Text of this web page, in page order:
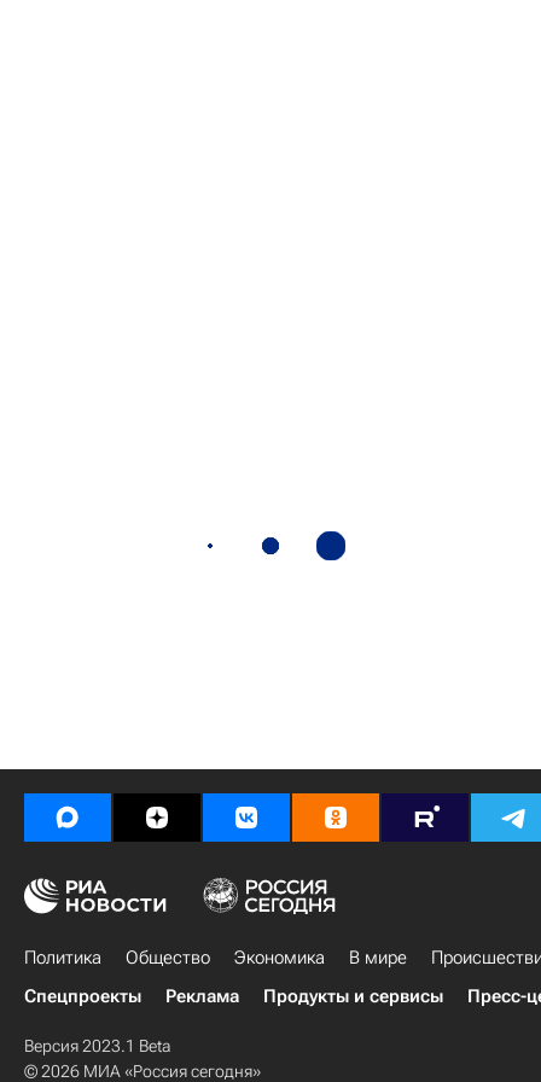
Политика Общество Экономика В мире
Спецпроекты
Реклама Продукты и сервисы Пресс-
Версия 2023.1 Beta
© 2026 МИА «Россия сегодня»